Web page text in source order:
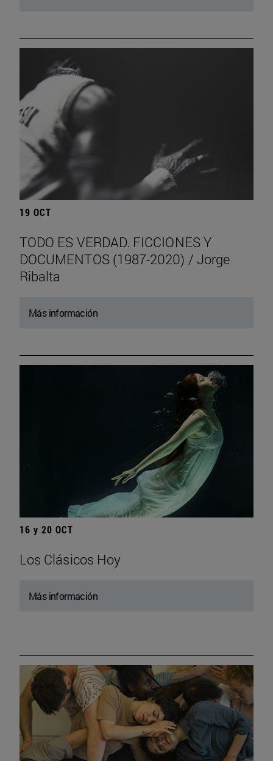
19 OCT
TODO ES VERDAD. FICCIONES Y
DOCUMENTOS (1987-2020) / Jorge
Ribalta
Más información
16 y 20 OCT
Los Clásicos Hoy
Más información